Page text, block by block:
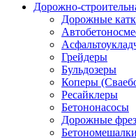
Дорожно-
Дорожные
Грейдеры
Бульдозеры
Коперы
Ресайклеры
Бетононасосы
Дорожные
Бетономешалки